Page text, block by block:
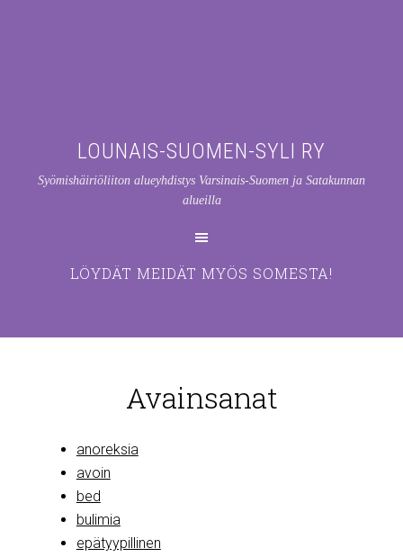
LOUNAIS-SUOMEN-SYLI RY
Syömishäiriöliiton alueyhdistys Varsinais-Suomen ja Satakunnan
alueilla
LÖYDÄT MEIDÄT MYÖS SOMESTA!
Avainsanat
anoreksia
avoin
bed
bulimia
epätyypillinen